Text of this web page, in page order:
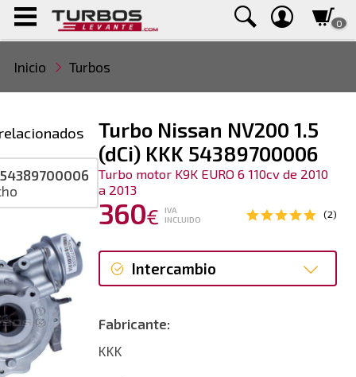
0
Inicio Turbos
Turbo Nissan NV200 1.5
(dCi) KKK 54389700006
Turbo motor K9K EURO 6 110cv de 2010
a 2013
360€
IVA
INCLUIDO
(2)
Intercambio
Fabricante:
KKK
54389700006